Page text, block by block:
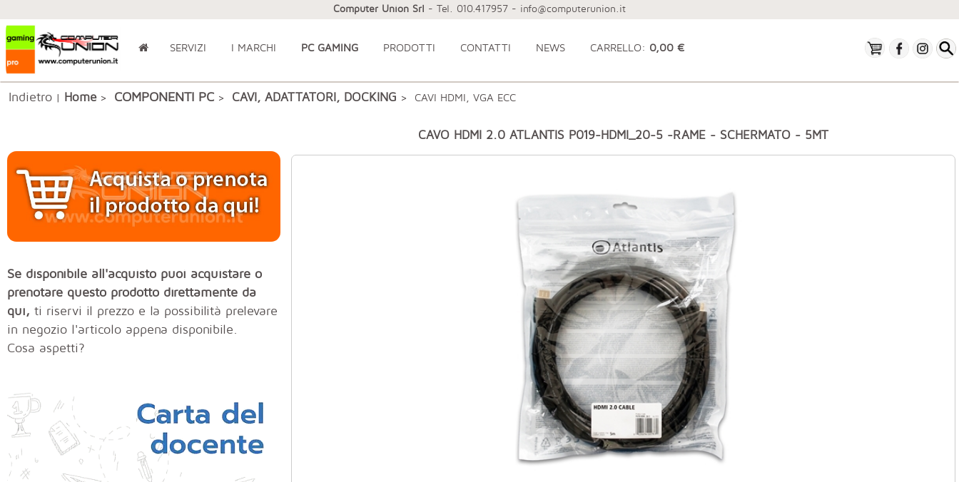
Computer Union Srl - Tel. 010.417957 - info@computerunion.it
SERVIZI I MARCHI PC GAMING PRODOTTI CONTATTI NEWS CARRELLO: 0,00 €
Indietro | Home> COMPONENTI PC > CAVI, ADATTATORI, DOCKING > CAVI HDMI, VGA ECC
Se disponibile all'acquisto puoi acquistare o
prenotare questo prodotto direttamente da
qui, ti riservi il prezzo e la possibilità prelevare
in negozio l'articolo appena disponibile.
Cosa aspetti?
CAVO HDMI 2.0 ATLANTIS P019-HDMI_20-5 -RAME - SCHERMATO - 5MT